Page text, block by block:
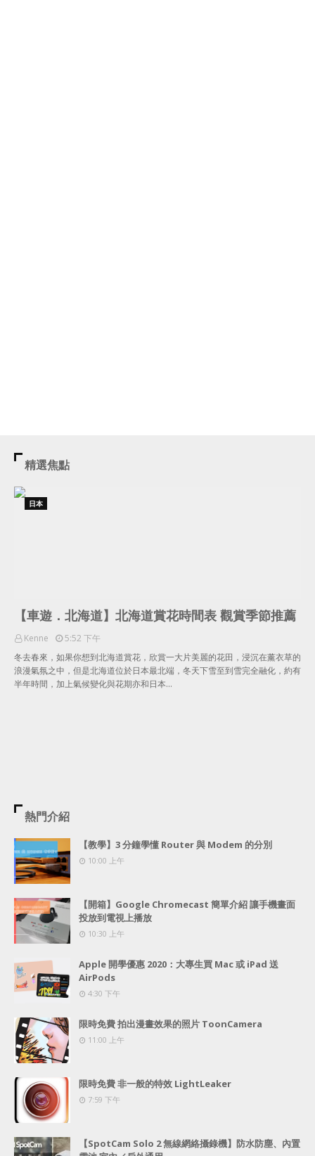
精選焦點
日本
【車遊．北海道】北海道賞花時間表 觀賞季節推薦
Kenne
5:52 下午
冬去春來，如果你想到北海道賞花，欣賞一大片美麗的花田，浸沉在薰衣草的
浪漫氣氛之中，但是北海道位於日本最北端，冬天下雪至到雪完全融化，約有
半年時間，加上氣候變化與花期亦和日本…
熱門介紹
【教學】3 分鐘學懂 Router 與 Modem 的分別
10:00 上午
【開箱】Google Chromecast 簡單介紹 讓手機畫面
投放到電視上播放
10:30 上午
Apple 開學優惠 2020：大專生買 Mac 或 iPad 送
AirPods
4:30 下午
限時免費 拍出漫畫效果的照片 ToonCamera
11:00 上午
限時免費 非一般的特效 LightLeaker
7:59 下午
【SpotCam Solo 2 無線網絡攝錄機】防水防塵、內置